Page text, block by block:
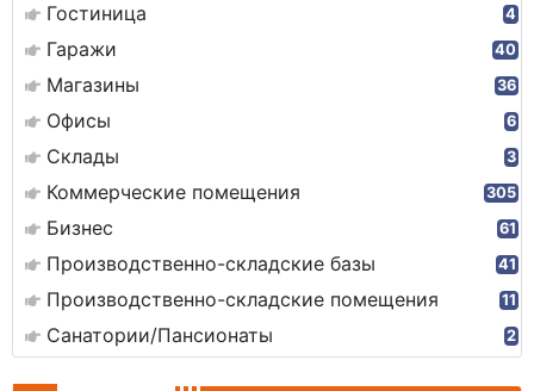
Гостиница 4
Гаражи 40
Магазины 36
Офисы 6
Склады 3
Коммерческие помещения 305
Бизнес 61
Производственно-складские базы 41
Производственно-складские помещения 11
Санатории/Пансионаты 2